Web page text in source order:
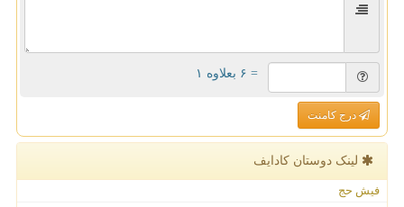
= ۶ بعلاوه ۱
درج کامنت
لینک دوستان كادایف
فیش حج